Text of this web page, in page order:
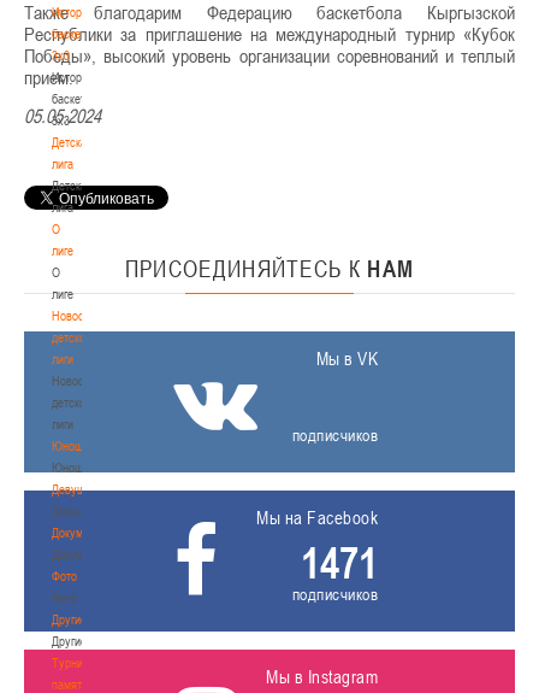
История
баскетбола
3х3
История
баскетбола
3х3
Детская
лига
Детская
лига
О
лиге
О
лиге
Новости
детской
лиги
Новости
детской
лиги
Юноши
Юноши
Девушки
Девушки
Документы
Документы
Фото
Фото
Другие
Другие
Турнир
памяти
Также благодарим Федерацию баскетбола Кыргызской
Республики за приглашение на международный турнир «Кубок
Победы», высокий уровень организации соревнований и теплый
прием.
05.05.2024
ПРИСОЕДИНЯЙТЕСЬ К НАМ
Мы в VK
подписчиков
Мы на Facebook
1471
подписчиков
Мы в Instagram